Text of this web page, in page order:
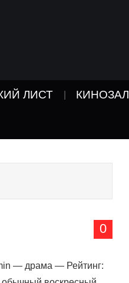
ЛИСТ КИНОЗАЛ
0
— драма — Рейтинг: